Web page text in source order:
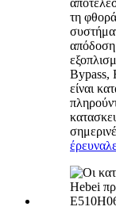
τη
απόδοση
Bypass,
είναι
έρευνα